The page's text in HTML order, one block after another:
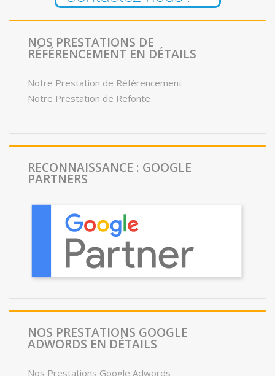
NOS PRESTATIONS DE
RÉFÉRENCEMENT EN DÉTAILS
Notre Prestation de Référencement
Notre Prestation de Refonte
RECONNAISSANCE : GOOGLE
PARTNERS
NOS PRESTATIONS GOOGLE
ADWORDS EN DÉTAILS
Nos Prestations Google Adwords